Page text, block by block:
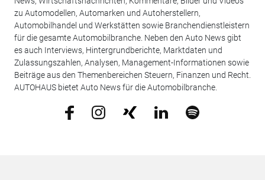
zu Automodellen, Automarken und Autoherstellern,
Automobilhandel und Werkstätten sowie Branchendienstleistern
für die gesamte Automobilbranche. Neben den Auto News gibt
es auch Interviews, Hintergrundberichte, Marktdaten und
Zulassungszahlen, Analysen, Management-Informationen sowie
Beiträge aus den Themenbereichen Steuern, Finanzen und Recht.
AUTOHAUS bietet Auto News für die Automobilbranche.